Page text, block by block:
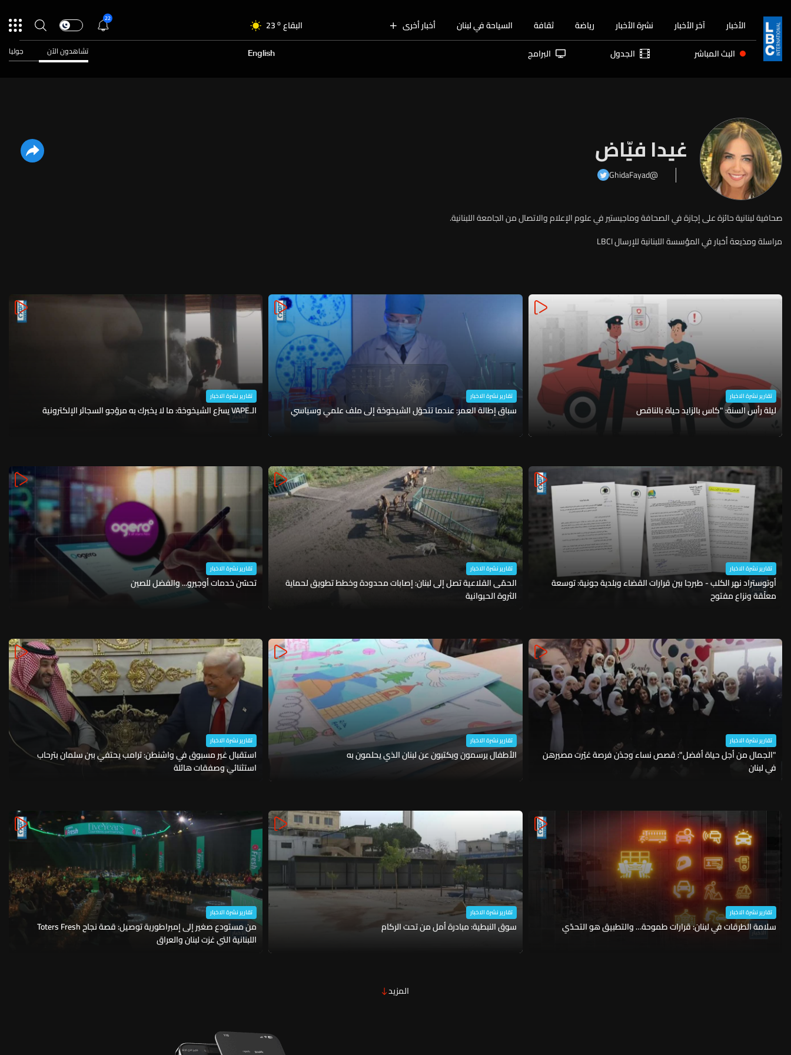
الأخبار آخر الأخبار نشرة الأخبار رياضة ثقافة السياحة في لبنان أخبار أخرى البقاع 23 o
الجنوب 26o
27
22
البث المباشر الجدول البرامج English تشاهدون الآن جوليا
غيدا فيّاض
@GhidaFayad
صحافية لبنانية حائزة على إجازة في الصحافة وماجيستير في علوم الإعلام والاتصال من الجامعة اللبنانية.
مراسلة ومذيعة أخبار في المؤسسة اللبنانية للإرسال LBCI
تقارير نشرة الاخبار
ليلة رأس السنة: "كاس بالزايد حياة بالناقص
تقارير نشرة الاخبار
سباق إطالة العمر: عندما تتحوّل الشيخوخة إلى ملف علمي وسياسي
تقارير نشرة الاخبار
الـVAPE يسرّع الشيخوخة: ما لا يخبرك به مروّجو السجائر الإلكترونية
تقارير نشرة الاخبار
أوتوستراد نهر الكلب - طبرجا بين قرارات القضاء وبلدية جونية: توسعة
معلّقة ونزاع مفتوح
تقارير نشرة الاخبار
الحمّى القلاعية تصل إلى لبنان: إصابات محدودة وخطط تطويق لحماية
الثروة الحيوانية
تقارير نشرة الاخبار
تحسّن خدمات أوجيرو... والفضل للصين
تقارير نشرة الاخبار
"الجمال من أجل حياة أفضل": قصص نساء وجدْن فرصة غيّرت مصيرهن
في لبنان
تقارير نشرة الاخبار
الأطفال يرسمون ويكتبون عن لبنان الذي يحلمون به
تقارير نشرة الاخبار
استقبال غير مسبوق في واشنطن: ترامب يحتفي ببن سلمان بترحاب
استثنائي وصفقات هائلة
تقارير نشرة الاخبار
سلامة الطرقات في لبنان: قرارات طموحة… والتطبيق هو التحدّي
تقارير نشرة الاخبار
سوق النبطية: مبادرة أمل من تحت الركام
تقارير نشرة الاخبار
من مستودع صغير إلى إمبراطورية توصيل: قصة نجاح Toters Fresh
اللبنانية التي غزت لبنان والعراق
المزيد